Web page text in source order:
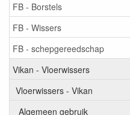
FB - Borstels
FB - Wissers
FB - schepgereedschap
Vikan - Vloerwissers
Vloerwissers - Vikan
Algemeen gebruik